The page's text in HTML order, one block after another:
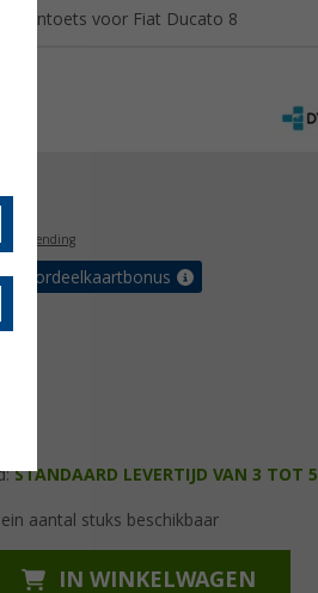
voor Fiat Ducato 8
verzending
voordeelkaartbonus
STANDAARD LEVERTIJD VAN 3 TOT 5
aantal stuks beschikbaar
IN WINKELWAGEN